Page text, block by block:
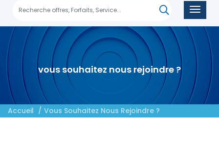
vous souhaitez nous rejoindre ?
Accueil Vous Souhaitez Nous Rejoindre ?